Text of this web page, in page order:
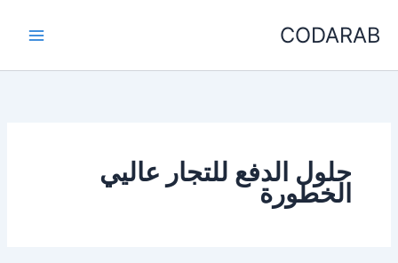
CODARAB
حلول الدفع للتجار عاليي
الخطورة